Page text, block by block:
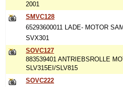
2001
SMVC128
65293600011 LADE- MOTOR
SVX301
SOVC127
883539401 ANTRIEBSROLLE
SLV315EI/SLV815
SOVC222